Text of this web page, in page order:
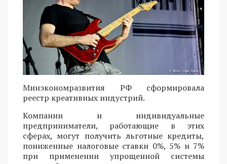
Минэкономразвития РФ сформировала
реестр креативных индустрий.
Компании и индивидуальные
предприниматели, работающие в этих
сферах, могут получить льготные кредиты,
пониженные налоговые ставки 0%, 5% и 7%
при применении упрощенной системы